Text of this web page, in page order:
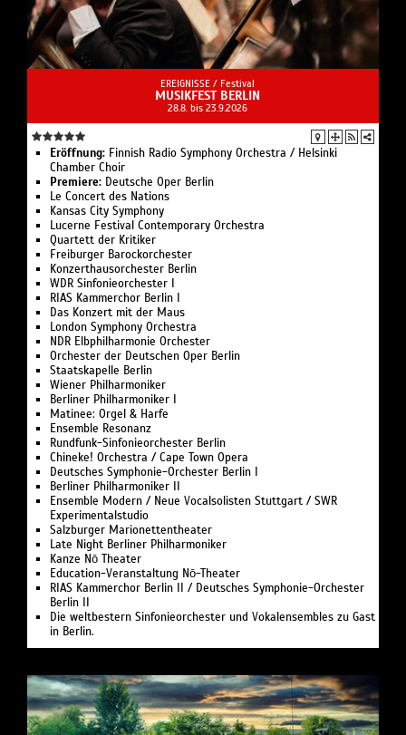
EREIGNISSE / Festival
MUSIKFEST BERLIN
28.8. bis 23.9.2026
Eröffnung: Finnish Radio Symphony Orchestra / Helsinki
Chamber Choir
Premiere: Deutsche Oper Berlin
Le Concert des Nations
Kansas City Symphony
Lucerne Festival Contemporary Orchestra
Quartett der Kritiker
Freiburger Barockorchester
Konzerthausorchester Berlin
WDR Sinfonieorchester I
RIAS Kammerchor Berlin I
Das Konzert mit der Maus
London Symphony Orchestra
NDR Elbphilharmonie Orchester
Orchester der Deutschen Oper Berlin
Staatskapelle Berlin
Wiener Philharmoniker
Berliner Philharmoniker I
Matinee: Orgel & Harfe
Ensemble Resonanz
Rundfunk-Sinfonieorchester Berlin
Chineke! Orchestra / Cape Town Opera
Deutsches Symphonie-Orchester Berlin I
Berliner Philharmoniker II
Ensemble Modern / Neue Vocalsolisten Stuttgart / SWR
Experimentalstudio
Salzburger Marionettentheater
Late Night Berliner Philharmoniker
Kanze Nō Theater
Education-Veranstaltung Nō-Theater
RIAS Kammerchor Berlin II / Deutsches Symphonie-Orchester
Berlin II
Die weltbestern Sinfonieorchester und Vokalensembles zu Gast
in Berlin.